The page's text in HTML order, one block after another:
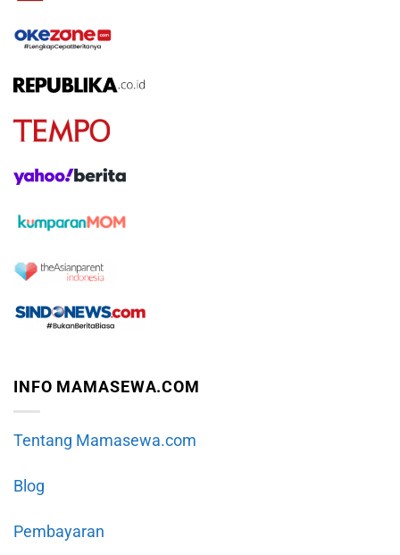
INFO MAMASEWA.COM
Tentang Mamasewa.com
Blog
Pembayaran